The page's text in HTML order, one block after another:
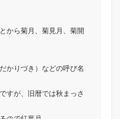
から菊月、菊見月、菊開
かりづき）などの呼び名
すが、旧暦では秋まっさ